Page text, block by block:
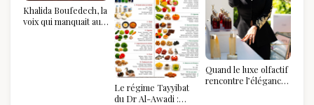
Khalida Boufedech, la
voix qui manquait au
Le régime Tayyibat
du Dr Al-Awadi :
Quand le luxe olfactif
rencontre l’élégance